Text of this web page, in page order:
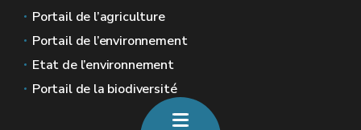
Portail de l’agriculture
Portail de l’environnement
Etat de l’environnement
Portail de la biodiversité